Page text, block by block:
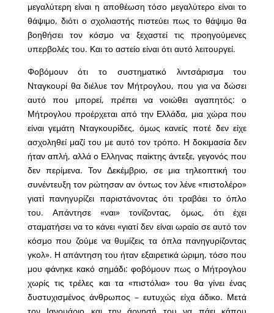
μεγαλύτερη είναι η αποθέωση τόσο μεγαλύτερο είναι το
θάψιμο, διότι ο σχολιαστής πιστεύει πως το θάψιμο θα
βοηθήσει τον κόσμο να ξεχαστεί τις προηγούμενες
υπερβολές του. Και το αστείο είναι ότι αυτό λειτουργεί.
Φοβόμουν ότι το συστηματικό λιντσάρισμα του
Νταγκουρί θα διέλυε τον Μήτρογλου, που για να δώσει
αυτό που μπορεί, πρέπει να νοιώθει αγαπητός: ο
Μήτρογλου προέρχεται από την Ελλάδα, μια χώρα που
είναι γεμάτη Νταγκουρίδες, όμως κανείς ποτέ δεν είχε
ασχοληθεί μαζί του με αυτό τον τρόπο. Η δοκιμασία δεν
ήταν απλή, αλλά ο Ελληνας παίκτης άντεξε, γεγονός που
δεν περίμενα. Τον Δεκέμβριο, σε μια τηλεοπτική του
συνέντευξη τον ρώτησαν αν όντως τον λένε «πιστολέρο»
γιατί πανηγυρίζει παριστάνοντας ότι τραβάει το όπλο
του. Απάντησε «ναι» τονίζοντας, όμως, ότι έχει
σταματήσει να το κάνει «γιατί δεν είναι ωραίο σε αυτό τον
κόσμο που ζούμε να θυμίζεις τα όπλα πανηγυρίζοντας
γκολ». Η απάντηση του ήταν εξαιρετικά ώριμη, τόσο που
μου φάνηκε κακό σημάδι: φοβόμουν πως ο Μήτρογλου
χωρίς τις τρέλες και τα «πιστόλια» του θα γίνει ένας
δυστυχισμένος άνθρωπος – ευτυχώς είχα άδικο. Μετά